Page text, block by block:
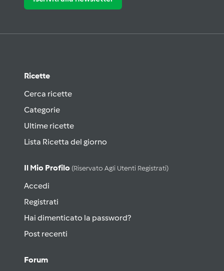
Ricette
Cerca ricette
Categorie
Ultime ricette
Lista Ricetta del giorno
Il Mio Profilo (riservato Agli Utenti Registrati)
Accedi
Registrati
Hai dimenticato la password?
Post recenti
Forum